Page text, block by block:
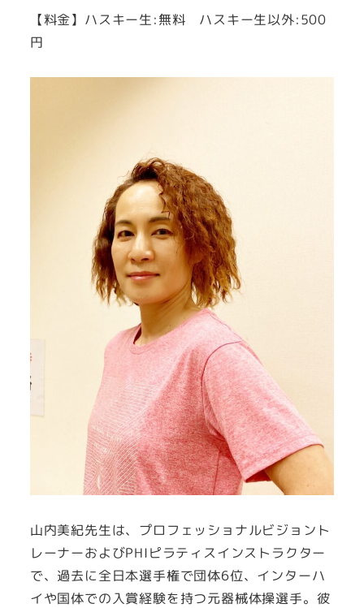
【料金】ハスキー生:無料 ハスキー生以外:500
円
山内美紀先生は、プロフェッショナルビジョント
レーナーおよびPHIピラティスインストラクター
で、過去に全日本選手権で団体6位、インターハ
イや国体での入賞経験を持つ元器械体操選手。彼